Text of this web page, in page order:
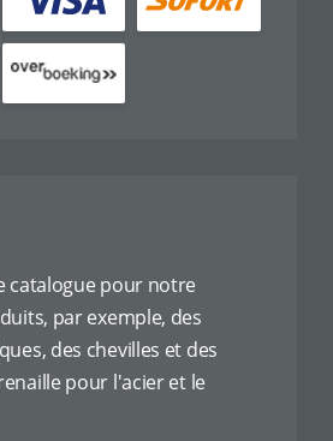
catalogue pour notre
par exemple, des
des chevilles et des
pour l'acier et le